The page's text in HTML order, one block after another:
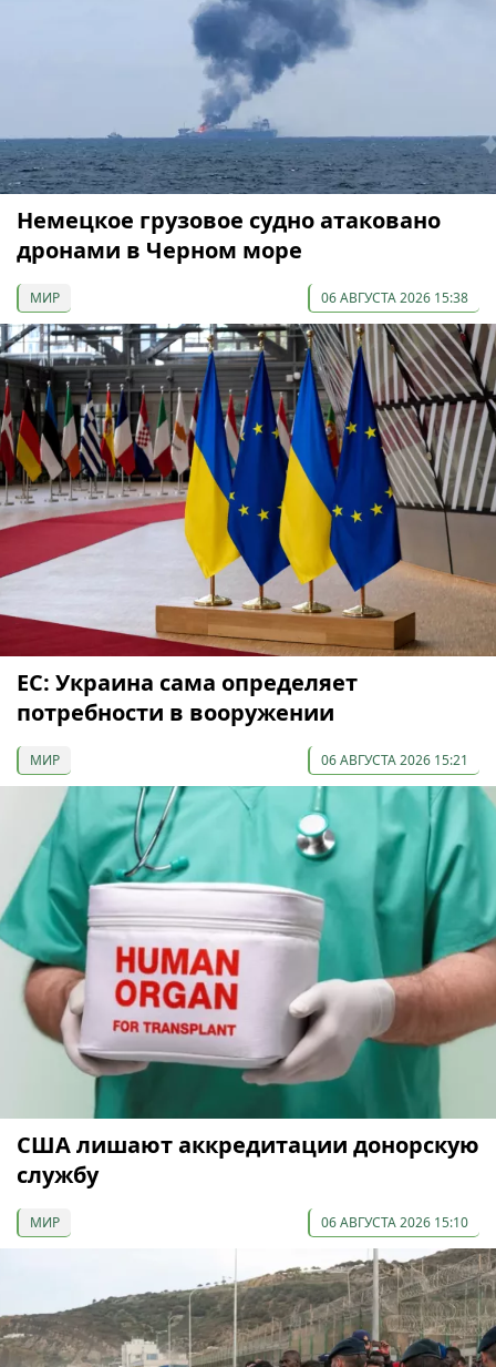
Немецкое грузовое судно атаковано
дронами в Черном море
МИР 06 АВГУСТА 2026 15:38
ЕС: Украина сама определяет
потребности в вооружении
МИР 06 АВГУСТА 2026 15:21
США лишают аккредитации донорскую
службу
МИР 06 АВГУСТА 2026 15:10